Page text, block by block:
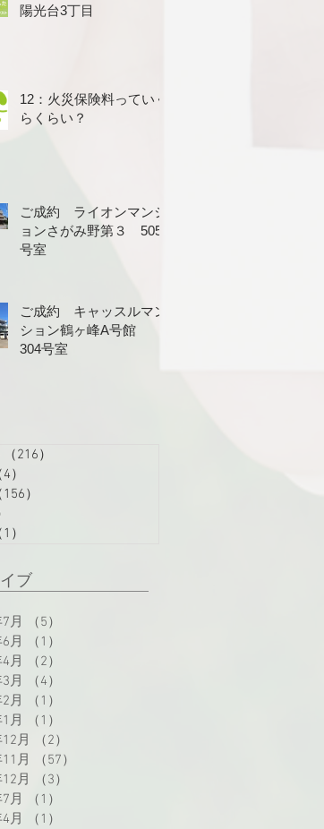
陽光台3丁目
12：火災保険料っていく
らくらい？
ご成約 ライオンマンシ
ョンさがみ野第３ 505
号室
ご成約 キャッスルマン
ション鶴ヶ峰A号館
304号室
（216）
4）
156）
1）
ブ
月 （5）
月
（1）
月
（2）
月
（4）
月
（1）
月
（1）
月
（2）
月
（57）
月
（3）
月
（1）
月
（1）